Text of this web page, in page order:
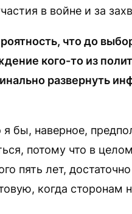
в войне и за
что до
кого-то из
развернуть
бы, наверное,
потому что в
пять лет,
когда сторонам